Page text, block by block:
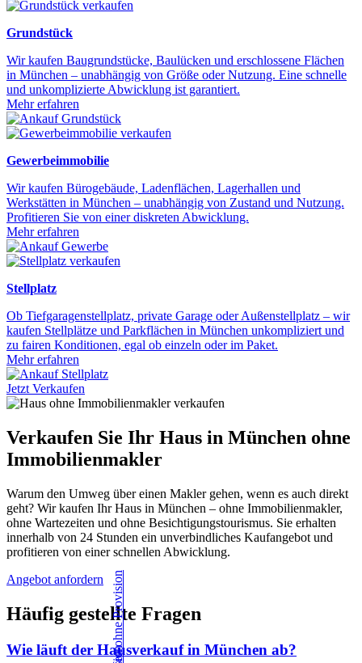
Grundstück
Wir kaufen Baugrundstücke, Baulücken und erschlossene Flächen
in München – unabhängig von Größe oder Nutzung. Eine schnelle
und unkomplizierte Abwicklung ist garantiert.
Mehr erfahren
Gewerbeimmobilie
Wir kaufen Bürogebäude, Ladenflächen, Lagerhallen und
Werkstätten in München – unabhängig von Zustand und Nutzung.
Profitieren Sie von einer diskreten Abwicklung.
Mehr erfahren
Stellplatz
Ob Tiefgaragenstellplatz, private Garage oder Außenstellplatz – wir
kaufen Stellplätze und Parkflächen in München unkompliziert und
zu fairen Konditionen, egal ob einzeln oder im Paket.
Mehr erfahren
Jetzt Verkaufen
Verkaufen Sie Ihr Haus in München ohne
Immobilienmakler
Warum den Umweg über einen Makler gehen, wenn es auch direkt
geht? Wir kaufen Ihr Haus in München – ohne Immobilienmakler,
ohne Wartezeiten und ohne Besichtigungstourismus. Sie erhalten
innerhalb von 24 Stunden ein unverbindliches Kaufangebot und
profitieren von einer schnellen Abwicklung.
Angebot anfordern
Häufig gestellte Fragen
Wie läuft der Hausverkauf in München ab?